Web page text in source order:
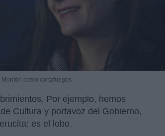
como cortafuegos
Por ejemplo, hemos
Cultura y portavoz del Gobierno,
es el lobo.